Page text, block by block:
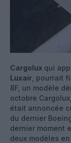
Cargolux qui
Luxair , pourrait
8F, un modèle
octobre
était annoncée
du dernier
dernier moment
deux modèles